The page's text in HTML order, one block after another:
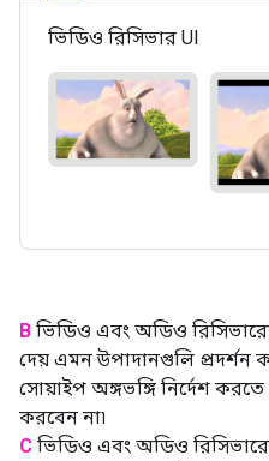
ভিডিও রিসিভার UI
B ভিডিও এবং অডিও
দেয় এমন উপাদানগুলি প্রদর্শন
সোয়াইপ অঙ্গভঙ্গি নির্দেশ
করবেন না৷
C ভিডিও এবং অডিও রিসিভারের